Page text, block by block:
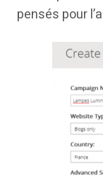
pensés pour